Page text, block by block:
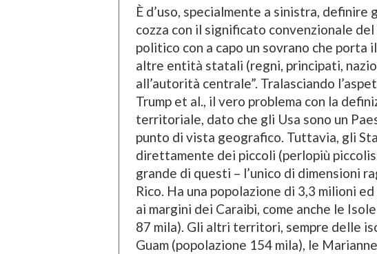
È d’uso, specialmente a sinistra, definire
cozza con il significato convenzionale
politico con a capo un sovrano che
altre entità statali (regni, principati,
all’autorità centrale”. Tralasciando
Trump et al., il vero problema con la
territoriale, dato che gli Usa sono un
punto di vista geografico. Tuttavia, gli
direttamente dei piccoli (perlopiù
grande di questi – l’unico di dimensioni
Rico. Ha una popolazione di 3,3 milioni
ai margini dei Caraibi, come anche le
87 mila). Gli altri territori, sempre delle
Guam (popolazione 154 mila), le